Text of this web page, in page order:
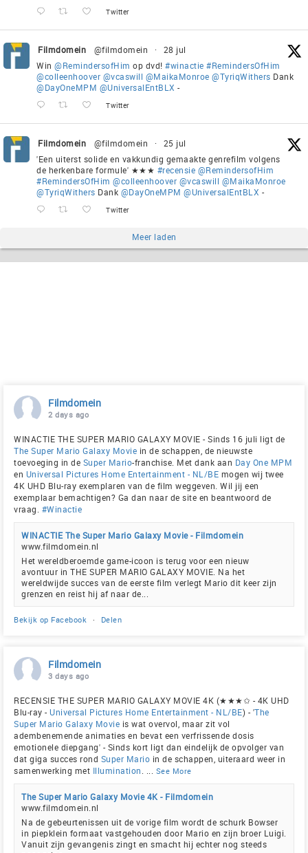
Twitter
Filmdomein @filmdomein ·
28 jul
Win @RemindersofHim op dvd! #winactie #RemindersOfHim
@colleenhoover @vcaswill @MaikaMonroe @TyriqWithers Dank
@DayOneMPM @UniversalEntBLX -
Twitter
Filmdomein @filmdomein ·
25 jul
'Een uiterst solide en vakkundig gemaakte genrefilm volgens
de herkenbare formule' ★★★ #recensie @RemindersofHim
#RemindersOfHim @colleenhoover @vcaswill @MaikaMonroe
@TyriqWithers Dank @DayOneMPM @UniversalEntBLX -
Twitter
Meer laden
Filmdomein
2 days ago
WINACTIE THE SUPER MARIO GALAXY MOVIE - Sinds 16 juli ligt de
The Super Mario Galaxy Movie in de schappen, de nieuwste
toevoeging in de Super Mario-franchise. Met dank aan Day One MPM
en Universal Pictures Home Entertainment - NL/BE mogen wij twee
4K UHD Blu-ray exemplaren van de film weggeven. Wil jij een
exemplaar bemachtigen? Ga dan naar de site en beantwoord de
vraag. #Winactie
WINACTIE The Super Mario Galaxy Movie - Filmdomein
www.filmdomein.nl
Het wereldberoemde game-icoon is terug voor een nieuw
avontuur in THE SUPER MARIO GALAXY MOVIE. Na het
wereldwijde succes van de eerste film verlegt Mario dit keer zijn
grenzen en reist hij af naar de...
Bekijk op Facebook · Delen
Filmdomein
3 days ago
RECENSIE THE SUPER MARIO GALAXY MOVIE 4K (★★★✩ - 4K UHD
Blu-ray - Universal Pictures Home Entertainment - NL/BE) - 'The
Super Mario Galaxy Movie is wat overvol, maar zit vol
adembenemende animaties en bevat een verfrissende dosis
emotionele diepgang' - Sinds kort ligt dan eindelijk de opvolger van
dat giga succes rond Super Mario in de schappen, uiteraard weer in
samenwerking met Illumination See More
The Super Mario Galaxy Movie 4K - Filmdomein
www.filmdomein.nl
Na de gebeurtenissen uit de vorige film wordt de schurk Bowser
in piepklein formaat vastgehouden door Mario en zijn broer Luigi.
Vanuit zijn gevangenis zingt en smacht hij echter nog steeds